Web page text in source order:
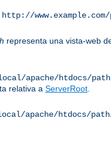
http://
representa una vista-web
apache/htdocs/
relativa a ServerRoot
apache/htdocs/